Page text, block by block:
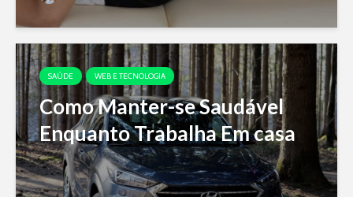
SAÚDE WEB E TECNOLOGIA
Como Manter-se Saudável
Enquanto Trabalha Em casa